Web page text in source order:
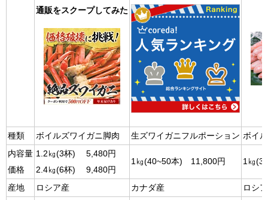
通販をスクープしてみた
種類 ボイルズワイガニ脚肉 生ズワイガニフルポーション ボイ
内容量
価格
1.2㎏(3杯) 5,480円
2.4㎏(6杯) 9,480円
1㎏(40~50本) 11,800円 1㎏
産地 ロシア産 カナダ産
ロシ